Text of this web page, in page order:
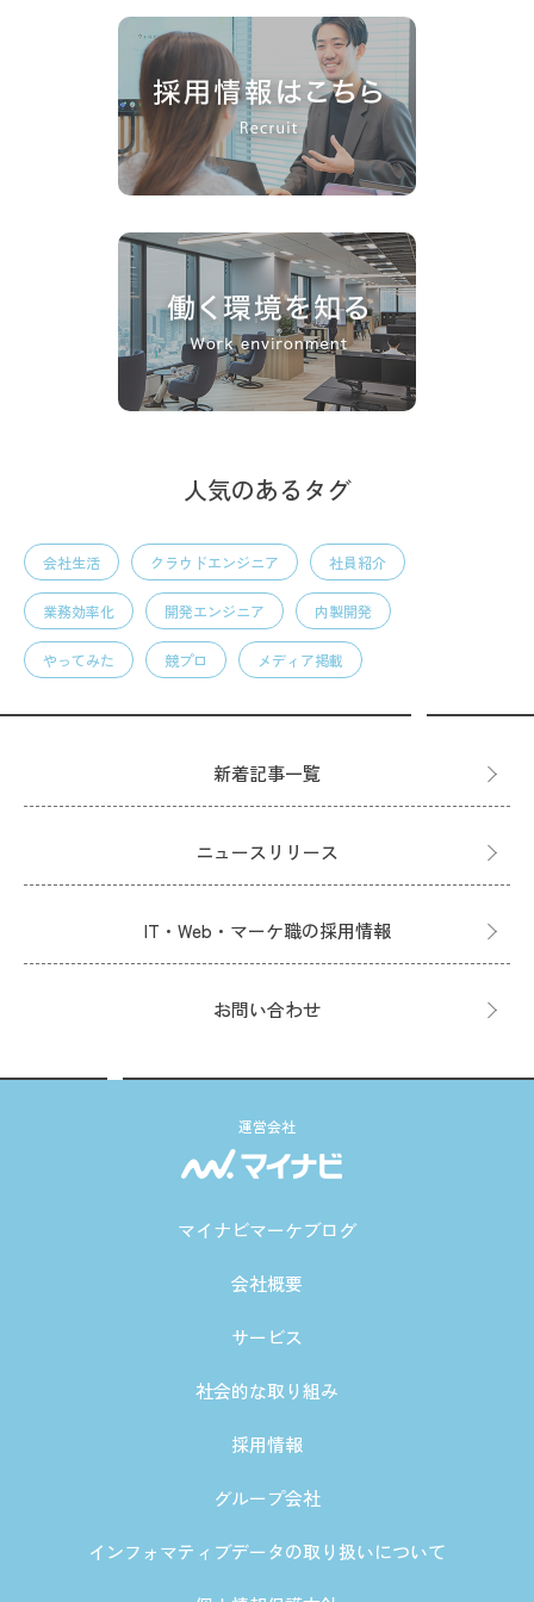
人気のあるタグ
会社生活 クラウドエンジニア 社員紹介
業務効率化 開発エンジニア 内製開発
やってみた 競プロ メディア掲載
新着記事一覧
ニュースリリース
IT・Web・マーケ職の採用情報
お問い合わせ
運営会社
マイナビマーケブログ
会社概要
サービス
社会的な取り組み
採用情報
グループ会社
インフォマティブデータの取り扱いについて